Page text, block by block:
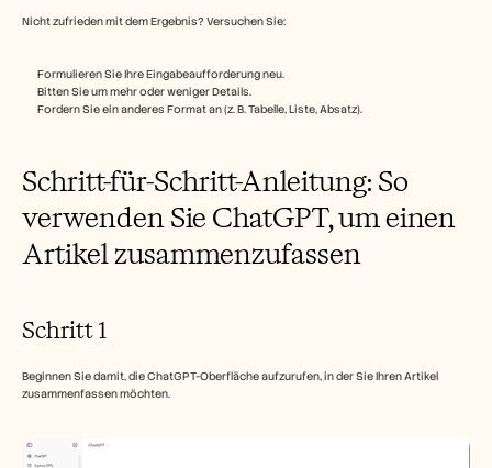
Nicht zufrieden mit dem Ergebnis? Versuchen Sie:
Formulieren Sie Ihre Eingabeaufforderung neu.
Bitten Sie um mehr oder weniger Details.
Fordern Sie ein anderes Format an (z. B. Tabelle, Liste, Absatz).
Schritt-für-Schritt-Anleitung: So
verwenden Sie ChatGPT, um einen
Artikel zusammenzufassen
Schritt 1
Beginnen Sie damit, die ChatGPT-Oberfläche aufzurufen, in der Sie Ihren Artikel
zusammenfassen möchten.